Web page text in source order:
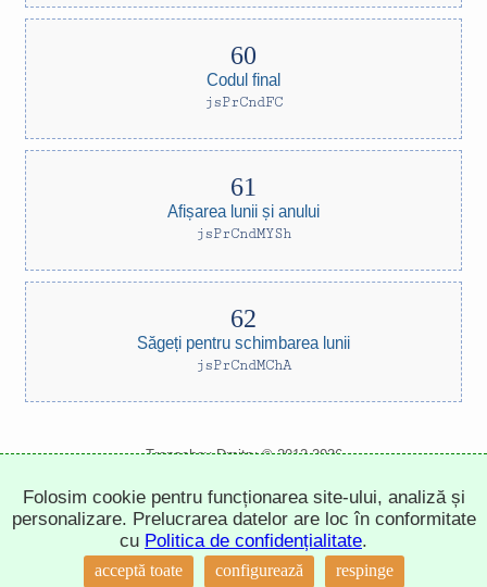
Codul final
jsPrCndFC
Afișarea lunii și anului
jsPrCndMYSh
Săgeți pentru schimbarea lunii
jsPrCndMChA
Trepachev Dmitry © 2012-2026
politica de confidențialitate configurează cookie-urile
Folosim cookie pentru funcționarea site-ului, analiză și
personalizare. Prelucrarea datelor are loc în conformitate
cu Politica de confidențialitate.
acceptă toate configurează respinge